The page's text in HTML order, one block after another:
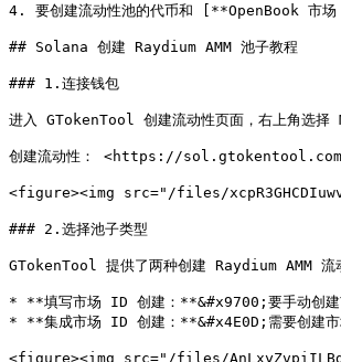
4. 要创建流动性池的代币和
## Solana 创建 Raydium AMM 池子教程
### 1.连接钱包
进入 GTokenTool 创建流动性页面，右上角选择
创建流动性： <https://
<figure><img src="/files/
### 2.选择池子类型
GTokenTool 提供了两种创建 Raydium AMM 流
* **填写市场 ID 创建：**&#x9700;要手动创建
* **集成市场 ID 创建：**&#x4E0D;需要创建市
<figure><img src="/files/